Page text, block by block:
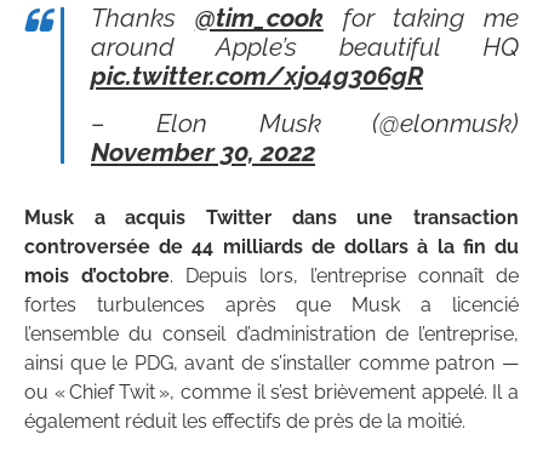
Thanks @tim_cookfor taking me
around Apple’s beautiful HQ
pic.twitter.com/xjo4g306gR
– Elon Musk (@elonmusk)
November 30, 2022
Musk a acquis Twitter dans une transaction
controversée de 44 milliards de dollars à la fin du
mois d’octobre. Depuis lors, l’entreprise connaît de
fortes turbulences après que Musk a licencié
l’ensemble du conseil d’administration de l’entreprise,
ainsi que le PDG, avant de s’installer comme patron —
ou « Chief Twit », comme il s’est brièvement appelé. Il a
également réduit les effectifs de près de la moitié.